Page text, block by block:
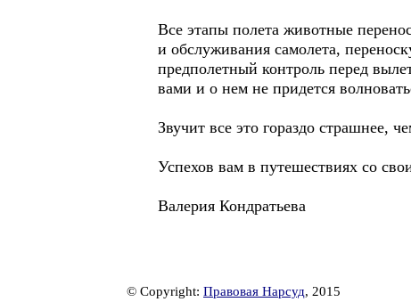
Все этапы полета животные
и обслуживания самолета,
предполетный контроль перед
вами и о нем не придется
Звучит все это гораздо страшнее,
Успехов вам в путешествиях со
Валерия Кондратьева
© Copyright: Правовая Нарсуд, 2015